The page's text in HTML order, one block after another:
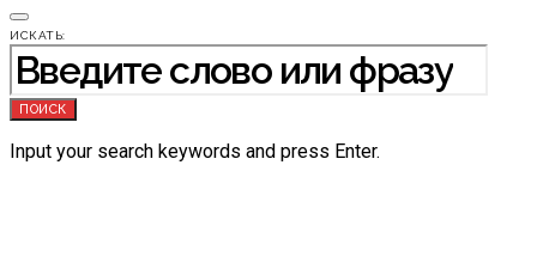
ИСКАТЬ:
ПОИСК
Input your search keywords and press Enter.